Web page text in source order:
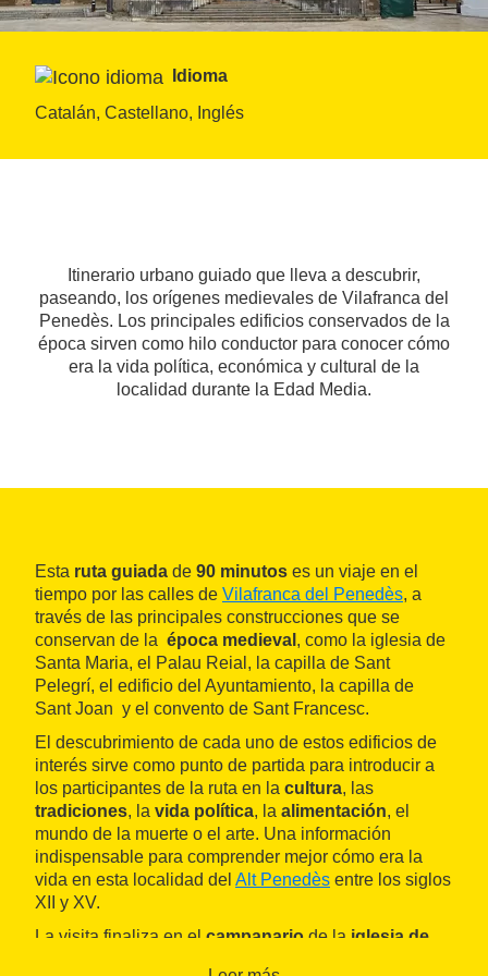
Idioma
Catalán, Castellano, Inglés
Itinerario urbano guiado que lleva a descubrir,
paseando, los orígenes medievales de Vilafranca del
Penedès. Los principales edificios conservados de la
época sirven como hilo conductor para conocer cómo
era la vida política, económica y cultural de la
localidad durante la Edad Media.
Esta ruta guiada de 90 minutos es un viaje en el
tiempo por las calles de Vilafranca del Penedès, a
través de las principales construcciones que se
conservan de la época medieval , como la iglesia de
Santa Maria, el Palau Reial, la capilla de Sant
Pelegrí, el edificio del Ayuntamiento, la capilla de
Sant Joan y el convento de Sant Francesc.
El descubrimiento de cada uno de estos edificios de
interés sirve como punto de partida para introducir a
los participantes de la ruta en la cultura, las
tradiciones, la vida política, la alimentación, el
mundo de la muerte o el arte. Una información
indispensable para comprender mejor cómo era la
vida en esta localidad del Alt Penedès entre los siglos
XII y XV.
La visita finaliza en el campanario de la iglesia de